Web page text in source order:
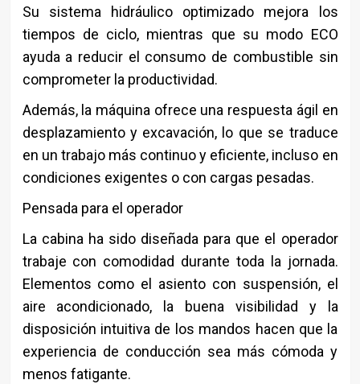
Su sistema hidráulico optimizado mejora los
tiempos de ciclo, mientras que su modo ECO
ayuda a reducir el consumo de combustible sin
comprometer la productividad.
Además, la máquina ofrece una respuesta ágil en
desplazamiento y excavación, lo que se traduce
en un trabajo más continuo y eficiente, incluso en
condiciones exigentes o con cargas pesadas.
Pensada para el operador
La cabina ha sido diseñada para que el operador
trabaje con comodidad durante toda la jornada.
Elementos como el asiento con suspensión, el
aire acondicionado, la buena visibilidad y la
disposición intuitiva de los mandos hacen que la
experiencia de conducción sea más cómoda y
menos fatigante.